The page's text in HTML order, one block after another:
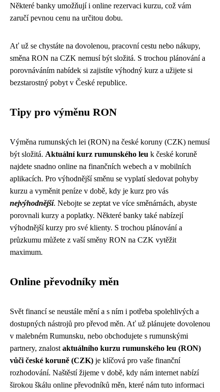
Některé banky umožňují i online rezervaci kurzu, což vám
zaručí pevnou cenu na určitou dobu.
Ať už se chystáte na dovolenou, pracovní cestu nebo nákupy,
směna RON na CZK nemusí být složitá. S trochou plánování a
porovnáváním nabídek si zajistíte výhodný kurz a užijete si
bezstarostný pobyt v České republice.
Tipy pro výměnu RON
Výměna rumunských lei (RON) na české koruny (CZK) nemusí
být složitá. Aktuální kurz rumunského leu k české koruně
najdete snadno online na finančních webech a v mobilních
aplikacích. Pro výhodnější směnu se vyplatí sledovat pohyby
kurzu a vyměnit peníze v době, kdy je kurz pro vás
nejvýhodnější. Nebojte se zeptat ve více směnárnách, abyste
porovnali kurzy a poplatky. Některé banky také nabízejí
výhodnější kurzy pro své klienty. S trochou plánování a
průzkumu můžete z vaší směny RON na CZK vytěžit
maximum.
Online převodníky měn
Svět financí se neustále mění a s ním i potřeba spolehlivých a
dostupných nástrojů pro převod měn. Ať už plánujete dovolenou
v malebném Rumunsku, nebo obchodujete s rumunskými
partnery, znalost aktuálního kurzu rumunského leu (RON)
vůči české koruně (CZK) je klíčová pro vaše finanční
rozhodování. Naštěstí žijeme v době, kdy nám internet nabízí
širokou škálu online převodníků měn, které nám tuto informaci